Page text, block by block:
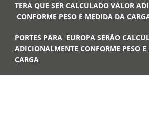
TERA QUE SER CALCULADO VALOR
CONFORME PESO E MEDIDA DA
PORTES PARA EUROPA SERÃO
ADICIONALMENTE CONFORME PESO
CARGA